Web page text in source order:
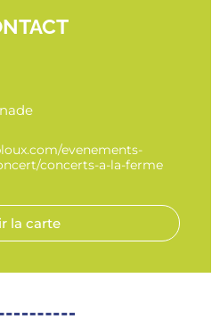
evenements-
concerts-a-la-ferme
la carte